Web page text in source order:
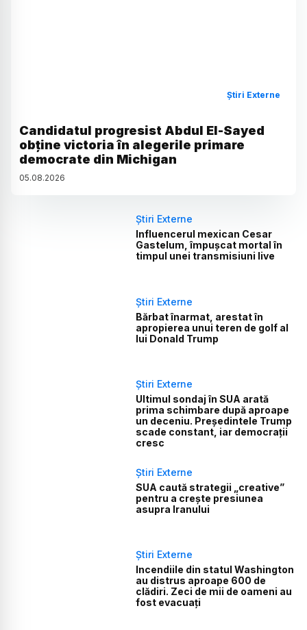
Știri Externe
Candidatul progresist Abdul El-Sayed
obține victoria în alegerile primare
democrate din Michigan
05.08.2026
Știri Externe
Influencerul mexican Cesar
Gastelum, împușcat mortal în
timpul unei transmisiuni live
Știri Externe
Bărbat înarmat, arestat în
apropierea unui teren de golf al
lui Donald Trump
Știri Externe
Ultimul sondaj în SUA arată
prima schimbare după aproape
un deceniu. Președintele Trump
scade constant, iar democrații
cresc
Știri Externe
SUA caută strategii „creative”
pentru a crește presiunea
asupra Iranului
Știri Externe
Incendiile din statul Washington
au distrus aproape 600 de
clădiri. Zeci de mii de oameni au
fost evacuați